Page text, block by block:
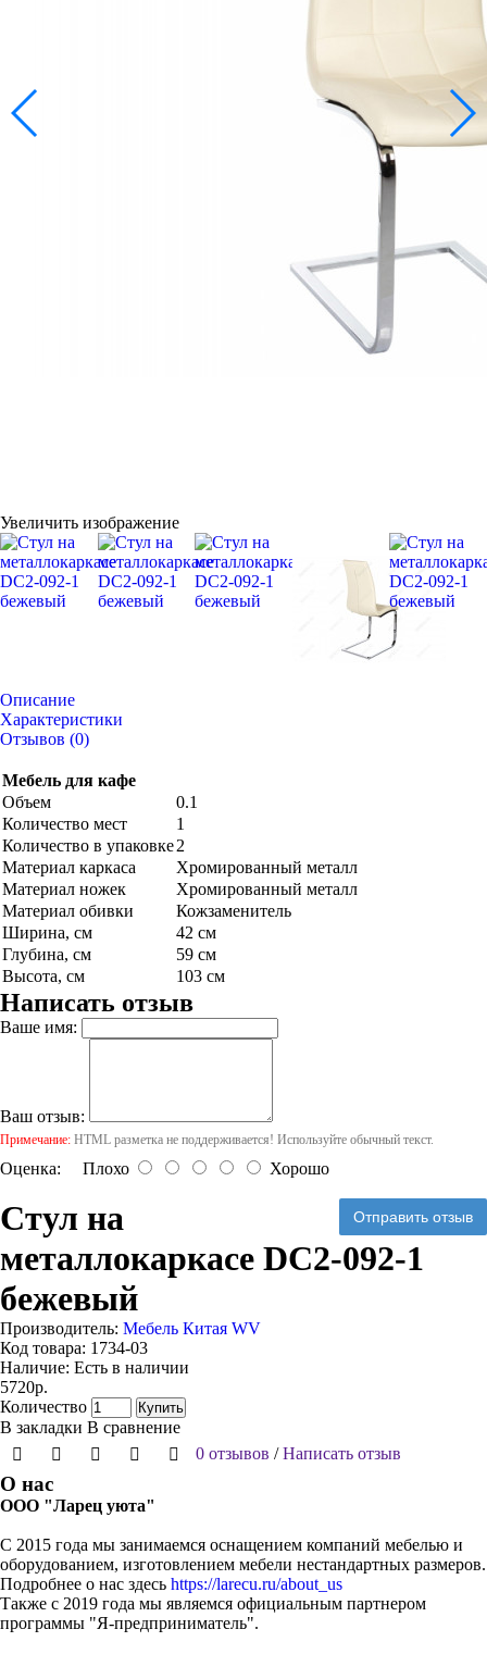
Увеличить изображение
Описание
Характеристики
Отзывов (0)
Мебель для кафе
Объем
0.1
Количество мест
1
Количество в упаковке2
Материал каркаса
Хромированный металл
Материал ножек
Хромированный металл
Материал обивки
Кожзаменитель
Ширина, см
42 см
Глубина, см
59 см
Высота, см
103 см
Написать отзыв
Ваше имя:
Ваш отзыв:
Примечание: HTML разметка не поддерживается! Используйте обычный текст.
Оценка: Плохо Хорошо
Отправить отзыв
Стул на
металлокаркасе DC2-092-1
бежевый
Производитель: Мебель Китая WV
Код товара: 1734-03
Наличие: Есть в наличии
5720р.
Количество
Купить
В закладки В сравнение
0 отзывов /Написать отзыв
О нас
ООО "Ларец уюта"
С 2015 года мы занимаемся оснащением компаний мебелью и
оборудованием, изготовлением мебели нестандартных размеров.
Подробнее о нас здесь https://larecu.ru/about_us
Также с 2019 года мы являемся официальным партнером
программы "Я-предприниматель".